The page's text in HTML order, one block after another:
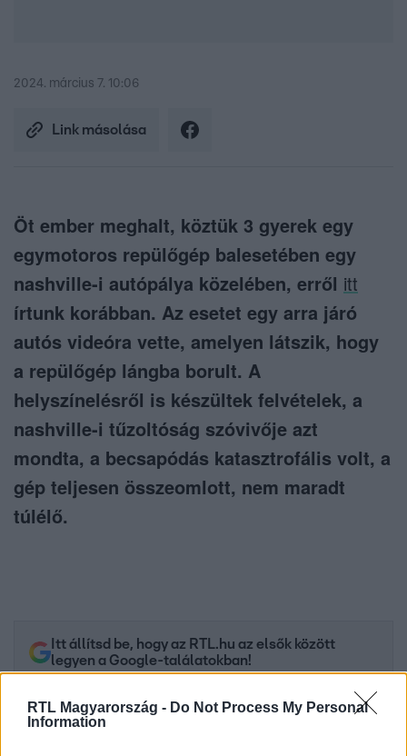
RTL Magyarország - Do Not Process My Personal
Information
2024. március 7. 10:06
Link másolása
Öt ember meghalt, köztük 3 gyerek egy
egymotoros repülőgép balesetében egy
nashville-i autópálya közelében, erről itt
írtunk korábban. Az esetet egy arra járó
autós videóra vette, amelyen látszik, hogy
a repülőgép lángba borult. A
helyszínelésről is készültek felvételek, a
nashville-i tűzoltóság szóvivője azt
mondta, a becsapódás katasztrofális volt, a
gép teljesen összeomlott, nem maradt
túlélő.
Itt állítsd be, hogy az RTL.hu az elsők között
legyen a Google-találatokban!